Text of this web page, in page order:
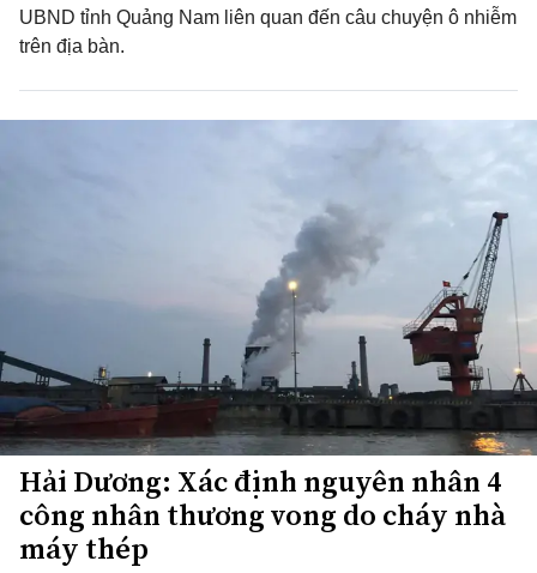
UBND tỉnh Quảng Nam liên quan đến câu chuyện ô nhiễm
trên địa bàn.
Hải Dương: Xác định nguyên nhân 4
công nhân thương vong do cháy nhà
máy thép